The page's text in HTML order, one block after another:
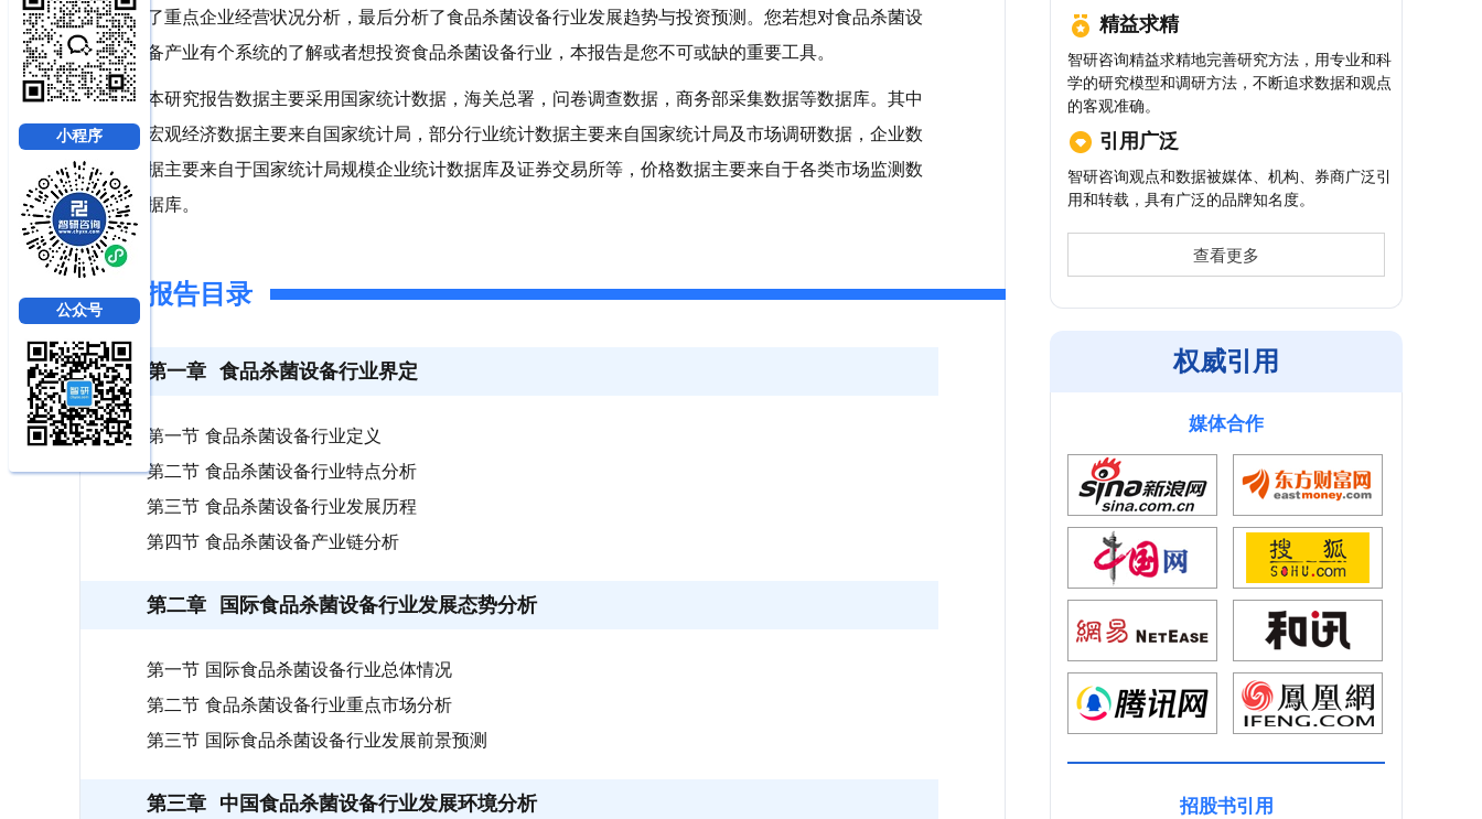
了重点企业经营状况分析，最后分析了食品杀菌设备行业发展趋势与投资预测。您若想对食品杀菌设
备产业有个系统的了解或者想投资食品杀菌设备行业，本报告是您不可或缺的重要工具。
本研究报告数据主要采用国家统计数据，海关总署，问卷调查数据，商务部采集数据等数据库。其中
宏观经济数据主要来自国家统计局，部分行业统计数据主要来自国家统计局及市场调研数据，企业数
据主要来自于国家统计局规模企业统计数据库及证券交易所等，价格数据主要来自于各类市场监测数
据库。
报告目录
第一章 食品杀菌设备行业界定
第一节 食品杀菌设备行业定义
第二节 食品杀菌设备行业特点分析
第三节 食品杀菌设备行业发展历程
第四节 食品杀菌设备产业链分析
第二章 国际食品杀菌设备行业发展态势分析
第一节 国际食品杀菌设备行业总体情况
第二节 食品杀菌设备行业重点市场分析
第三节 国际食品杀菌设备行业发展前景预测
第三章 中国食品杀菌设备行业发展环境分析
精益求精
智研咨询精益求精地完善研究方法，用专业和科
学的研究模型和调研方法，不断追求数据和观点
的客观准确。
引用广泛
智研咨询观点和数据被媒体、机构、券商广泛引
用和转载，具有广泛的品牌知名度。
查看更多
权威引用
媒体合作
招股书引用
小程序
公众号